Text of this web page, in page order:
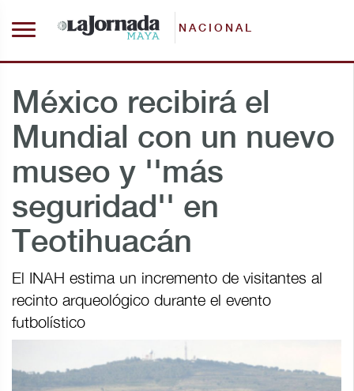
NACIONAL
México recibirá el
Mundial con un nuevo
museo y ''más
seguridad'' en
Teotihuacán
El INAH estima un incremento de visitantes al
recinto arqueológico durante el evento
futbolístico